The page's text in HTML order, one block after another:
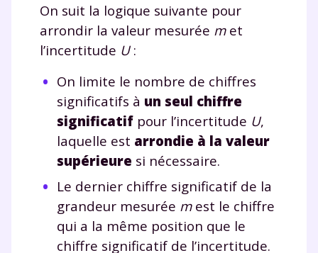
On suit la logique suivante pour
arrondir la valeur mesurée met
l’incertitude U:
On limite le nombre de chiffres
significatifs à un seul chiffre
significatif pour l’incertitude U,
laquelle est arrondie à la valeur
supérieure si nécessaire.
Le dernier chiffre significatif de la
grandeur mesurée mest le chiffre
qui a la même position que le
chiffre significatif de l’incertitude.